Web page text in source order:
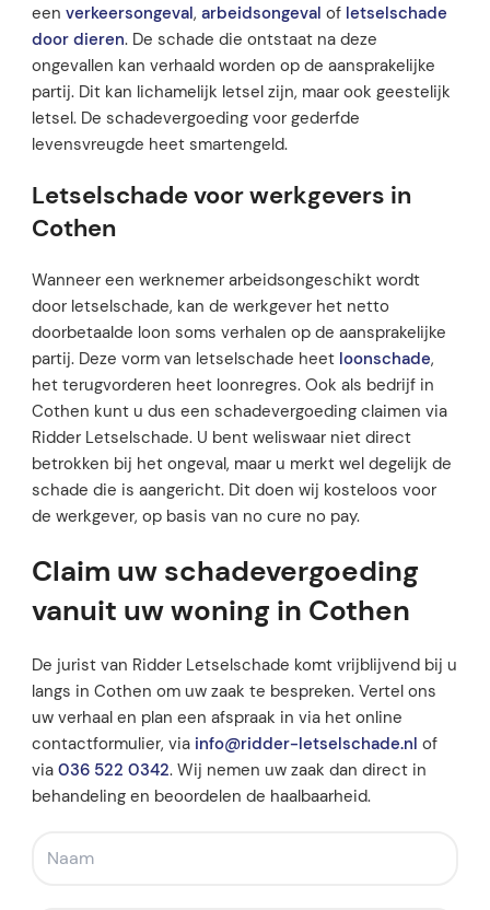
een verkeersongeval, arbeidsongeval of letselschade
door dieren. De schade die ontstaat na deze
ongevallen kan verhaald worden op de aansprakelijke
partij. Dit kan lichamelijk letsel zijn, maar ook geestelijk
letsel. De schadevergoeding voor gederfde
levensvreugde heet smartengeld.
Letselschade voor werkgevers in
Cothen
Wanneer een werknemer arbeidsongeschikt wordt
door letselschade, kan de werkgever het netto
doorbetaalde loon soms verhalen op de aansprakelijke
partij. Deze vorm van letselschade heet loonschade,
het terugvorderen heet loonregres. Ook als bedrijf in
Cothen kunt u dus een schadevergoeding claimen via
Ridder Letselschade. U bent weliswaar niet direct
betrokken bij het ongeval, maar u merkt wel degelijk de
schade die is aangericht. Dit doen wij kosteloos voor
de werkgever, op basis van no cure no pay.
Claim uw schadevergoeding
vanuit uw woning in Cothen
De jurist van Ridder Letselschade komt vrijblijvend bij u
langs in Cothen om uw zaak te bespreken. Vertel ons
uw verhaal en plan een afspraak in via het online
contactformulier, via info@ridder-letselschade.nl of
via 036 522 0342. Wij nemen uw zaak dan direct in
behandeling en beoordelen de haalbaarheid.